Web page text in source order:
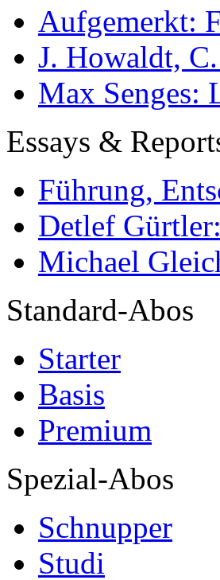
Aufgemerkt:
J. Howaldt,
Max Senges:
Essays &
Führung,
Detlef
Michael
Standard-Abos
Starter
Basis
Premium
Spezial-Abos
Schnupper
Studi